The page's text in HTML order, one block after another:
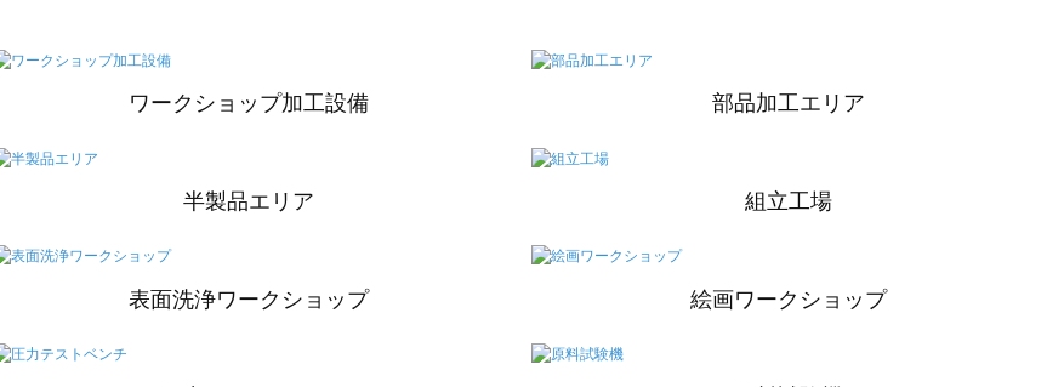
ワークショップ加工設備 部品加工エリア
半製品エリア 組立工場
表面洗浄ワークショップ 絵画ワークショップ